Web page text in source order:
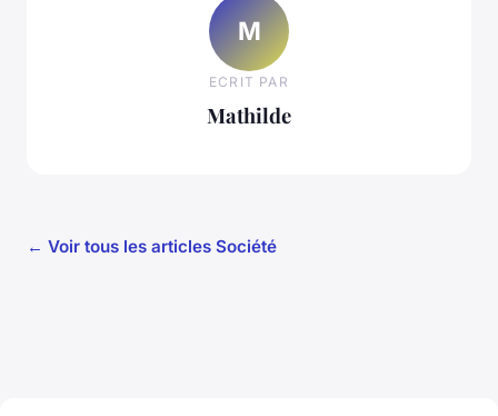
M
ECRIT PAR
Mathilde
← Voir tous les articles Société